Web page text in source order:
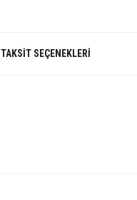
TAKSIT SEÇENEKLERI